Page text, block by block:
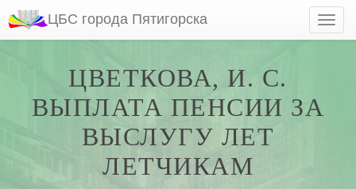
ЦБС города Пятигорска
ЦВЕТКОВА, И. С.
ВЫПЛАТА ПЕНСИИ ЗА
ВЫСЛУГУ ЛЕТ
ЛЕТЧИКАМ